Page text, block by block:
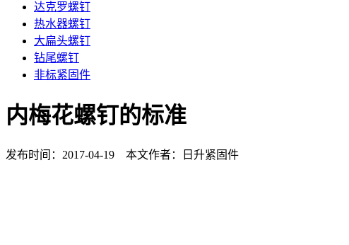
达克罗螺钉
热水器螺钉
大扁头螺钉
钻尾螺钉
非标紧固件
内梅花螺钉的标准
发布时间：2017-04-19 本文作者：日升紧固件